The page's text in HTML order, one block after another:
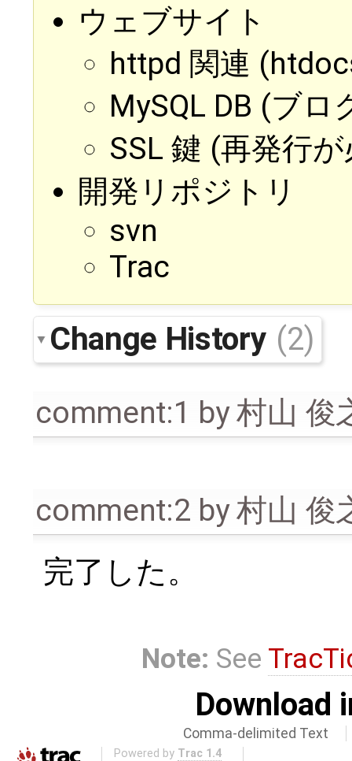
ウェブサイト
httpd 関連
MySQL DB (ブロ
SSL 鍵 (再発行
開発リポジトリ
svn
Trac
Change History (2)
comment:1 by村山 俊
comment:2 by村山 俊
完了した。
Note: See
Download
Comma-delimited Text
Powered by Trac 1.4